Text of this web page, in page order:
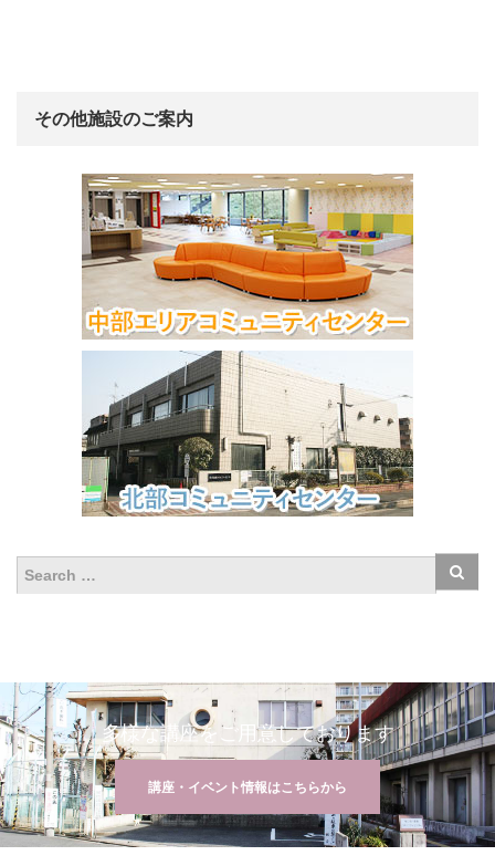
その他施設のご案内
多様な講座をご用意しております
講座・イベント情報はこちらから